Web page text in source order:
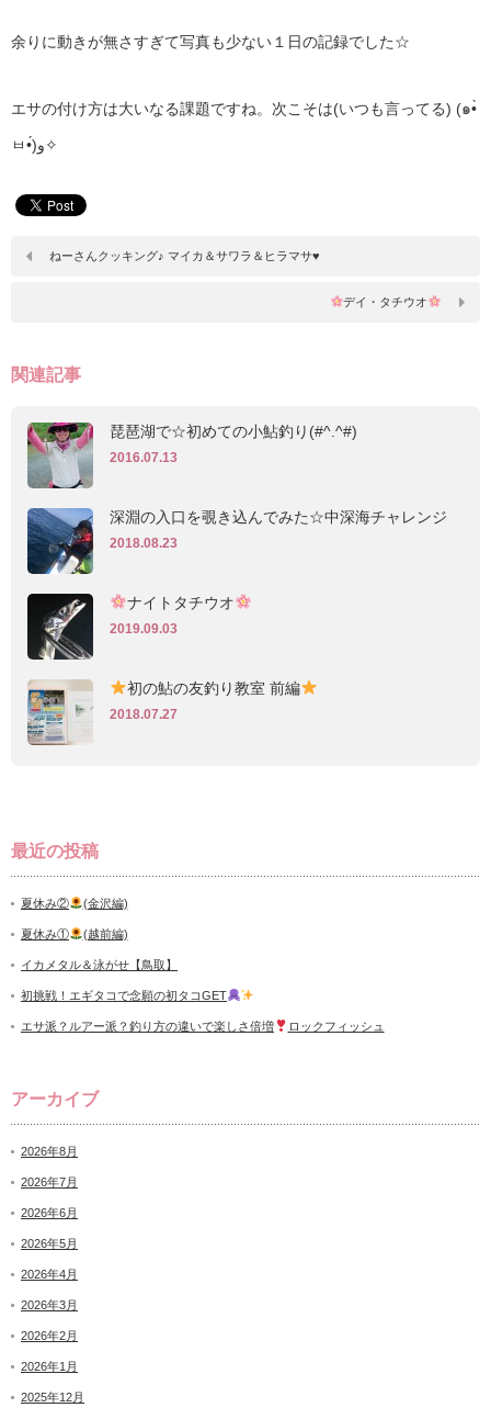
余りに動きが無さすぎて写真も少ない１日の記録でした☆
エサの付け方は大いなる課題ですね。次こそは(いつも言ってる) (๑•̀
ㅂ•́)و✧
ねーさんクッキング♪ マイカ＆サワラ＆ヒラマサ♥
デイ・タチウオ
関連記事
琵琶湖で☆初めての小鮎釣り(#^.^#)
2016.07.13
深淵の入口を覗き込んでみた☆中深海チャレンジ
2018.08.23
ナイトタチウオ
2019.09.03
初の鮎の友釣り教室 前編
2018.07.27
最近の投稿
夏休み② (金沢編)
夏休み① (越前編)
イカメタル＆泳がせ【鳥取】
初挑戦！エギタコで念願の初タコGET
エサ派？ルアー派？釣り方の違いで楽しさ倍増 ロックフィッシュ
アーカイブ
2026年8月
2026年7月
2026年6月
2026年5月
2026年4月
2026年3月
2026年2月
2026年1月
2025年12月